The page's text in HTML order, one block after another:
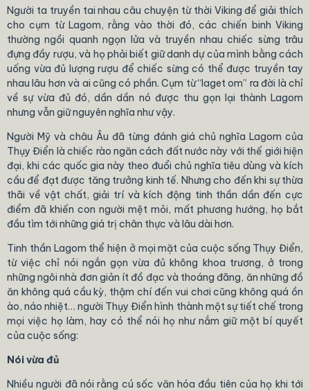
Người ta truyền tai nhau câu chuyện từ thời Viking để giải thích
cho cụm từ Lagom, rằng vào thời đó, các chiến binh Viking
thường ngồi quanh ngọn lửa và truyền nhau chiếc sừng trâu
đựng đầy rượu, và họ phải biết giữ danh dự của mình bằng cách
uống vừa đủ lượng rượu để chiếc sừng có thể được truyền tay
nhau lâu hơn và ai cũng có phần. Cụm từ “laget om” ra đời là chỉ
về sự vừa đủ đó, dần dần nó được thu gọn lại thành Lagom
nhưng vẫn giữ nguyên nghĩa như vậy.
Người Mỹ và châu Âu đã từng đánh giá chủ nghĩa Lagom của
Thụy Điển là chiếc rào ngăn cách đất nước này với thế giới hiện
đại, khi các quốc gia này theo đuổi chủ nghĩa tiêu dùng và kích
cầu để đạt được tăng trưởng kinh tế. Nhưng cho đến khi sự thừa
thãi về vật chất, giải trí và kích động tinh thần dần đến cực
điểm đã khiến con người mệt mỏi, mất phương hướng, họ bắt
đầu tìm tới những giá trị chân thực và lâu dài hơn.
Tinh thần Lagom thể hiện ở mọi mặt của cuộc sống Thụy Điển,
từ việc chỉ nói ngắn gọn vừa đủ không khoa trương, ở trong
những ngôi nhà đơn giản ít đồ đạc và thoáng đãng, ăn những đồ
ăn không quá cầu kỳ, thậm chí đến vui chơi cũng không quá ồn
ào, náo nhiệt… người Thụy Điển hình thành một sự tiết chế trong
mọi việc họ làm, hay có thể nói họ như nắm giữ một bí quyết
của cuộc sống:
Nói vừa đủ
Nhiều người đã nói rằng cú sốc văn hóa đầu tiên của họ khi tới